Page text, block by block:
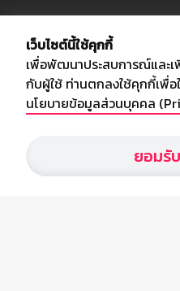
อัพเดทข่าวสารวงการกีฬา ฟุตบอ
ลีก ไทยลีก ฟุตบอลโลก ยูฟ่าแซมเ
สยามกีฬา สตาร์ชอคเก้อร์ สปอร์ต
เว็บไซต์นี้ใช้คุกกี้
เพื่อพัฒนาประสบการณ์และเ
กับผู้ใช้ ท่านตกลงใช้คุกกี้เพื่อ
นโยบายข้อมูลส่วนบุคคล
ยอมรั